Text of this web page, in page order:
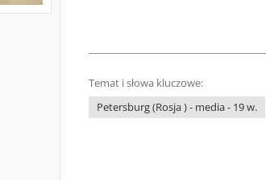
Temat i słowa kluczowe:
Petersburg (Rosja ) - media - 19 w.